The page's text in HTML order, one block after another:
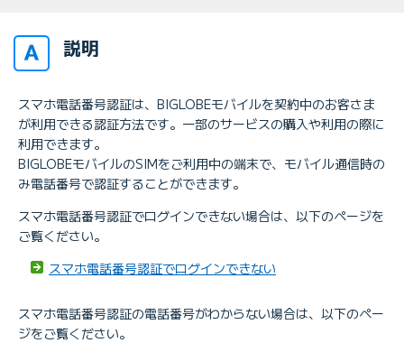
説明
スマホ電話番号認証は、BIGLOBEモバイルを契約中のお客さま
が利用できる認証方法です。一部のサービスの購入や利用の際に
利用できます。
BIGLOBEモバイルのSIMをご利用中の端末で、モバイル通信時の
み電話番号で認証することができます。
スマホ電話番号認証でログインできない場合は、以下のページを
ご覧ください。
スマホ電話番号認証でログインできない
スマホ電話番号認証の電話番号がわからない場合は、以下のペー
ジをご覧ください。